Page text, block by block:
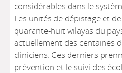
considérables dans le
Les unités de dépistage et
quarante-huit wilayas du
actuellement des centaines
cliniciens. Ces derniers
prévention et le suivi des